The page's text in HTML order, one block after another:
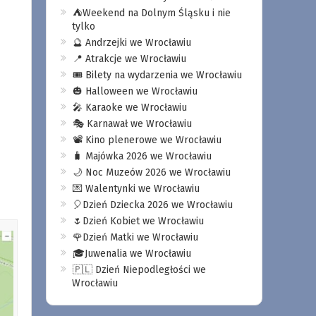
⛺️Weekend na Dolnym Śląsku i nie
tylko
🔮 Andrzejki we Wrocławiu
📍 Atrakcje we Wrocławiu
🎟️ Bilety na wydarzenia we Wrocławiu
🎃 Halloween we Wrocławiu
🎤 Karaoke we Wrocławiu
🎭 Karnawał we Wrocławiu
📽️ Kino plenerowe we Wrocławiu
🧳 Majówka 2026 we Wrocławiu
🌙 Noc Muzeów 2026 we Wrocławiu
💌 Walentynki we Wrocławiu
🎈Dzień Dziecka 2026 we Wrocławiu
🌷Dzień Kobiet we Wrocławiu
🌹Dzień Matki we Wrocławiu
🎓Juwenalia we Wrocławiu
🇵🇱 Dzień Niepodległości we
Wrocławiu